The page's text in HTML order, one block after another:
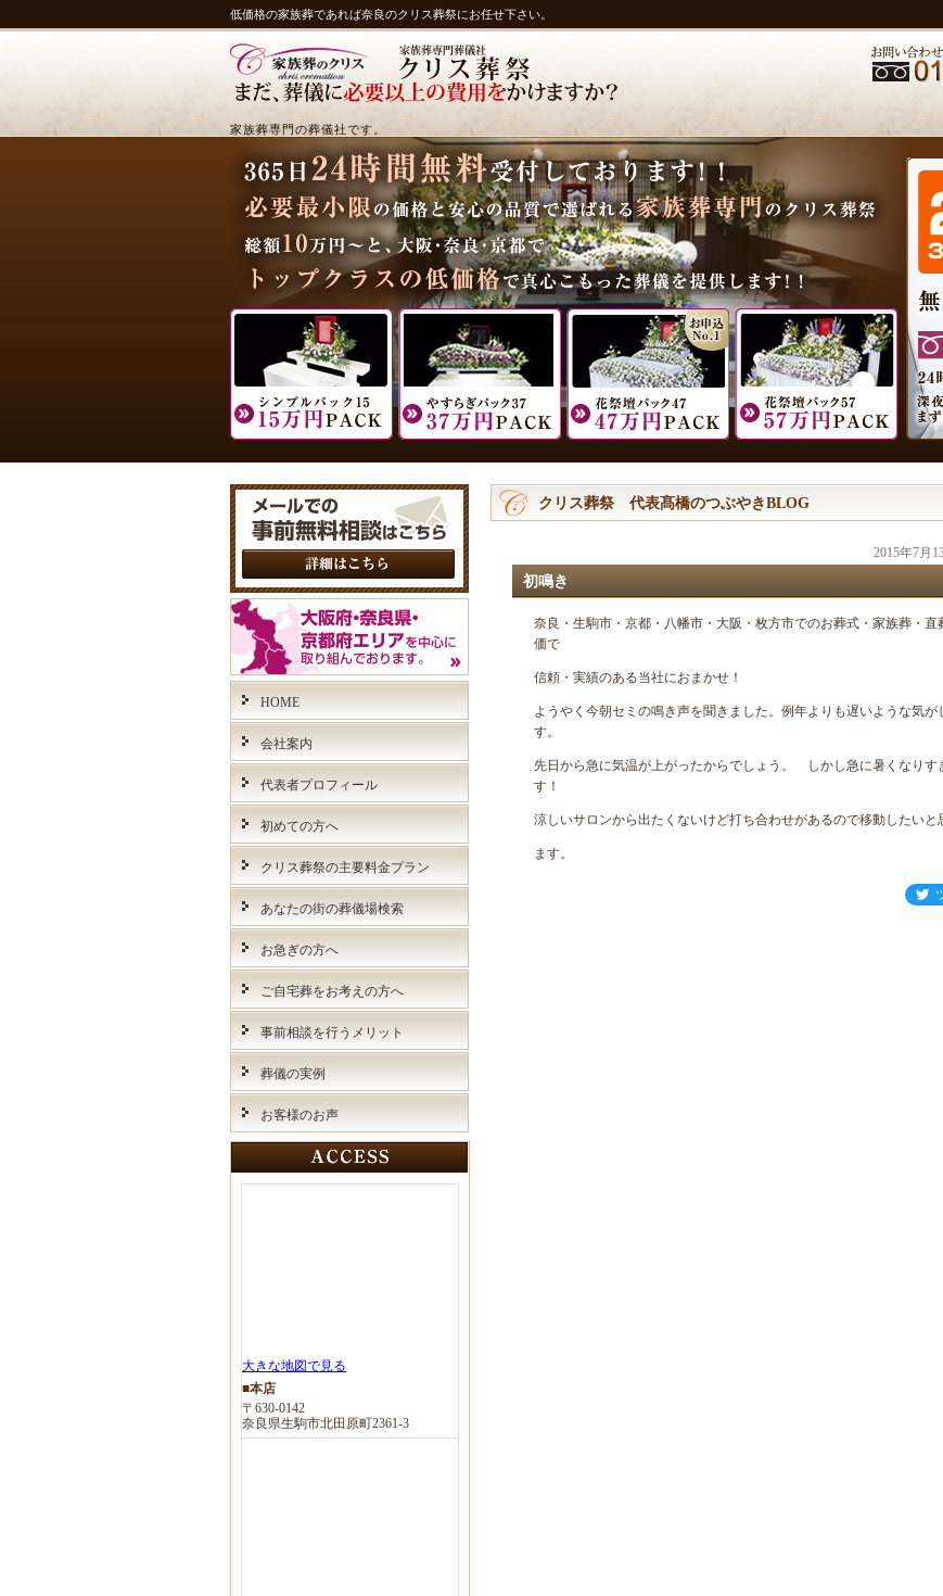
低価格の家族葬であれば奈良のクリス葬祭にお任せ下さい。
家族葬専門の葬儀社です。
クリス葬祭 代表髙橋のつぶやきBLOG
2015年7月
初鳴き
奈良・生駒市・京都・八幡市・大阪・枚方市でのお葬式・家族葬・直
価で
信頼・実績のある当社におまかせ！
ようやく今朝セミの鳴き声を聞きました。例年よりも遅いような気が
す。
先日から急に気温が上がったからでしょう。 しかし急に暑くなりす
す！
涼しいサロンから出たくないけど打ち合わせがあるので移動したいと
ます。
HOME
会社案内
代表者プロフィール
初めての方へ
クリス葬祭の主要料金プラン
あなたの街の葬儀場検索
お急ぎの方へ
ご自宅葬をお考えの方へ
事前相談を行うメリット
葬儀の実例
お客様のお声
大きな地図で見る
■本店
〒630-0142
奈良県生駒市北田原町2361-3